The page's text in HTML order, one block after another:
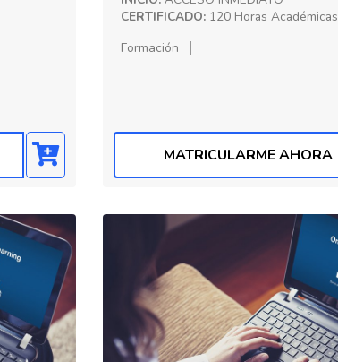
CERTIFICADO: 120 Horas Académicas
Formación
MATRICULARME AHORA